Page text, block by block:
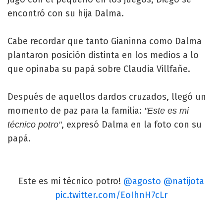
encontró con su hija Dalma.
Cabe recordar que tanto Gianinna como Dalma
plantaron posición distinta en los medios a lo
que opinaba su papá sobre Claudia Villfañe.
Después de aquellos dardos cruzados, llegó un
momento de paz para la familia: "Este es mi
técnico potro", expresó Dalma en la foto con su
papá.
Este es mi técnico potro! @agosto @natijota
pic.twitter.com/EoIhnH7cLr